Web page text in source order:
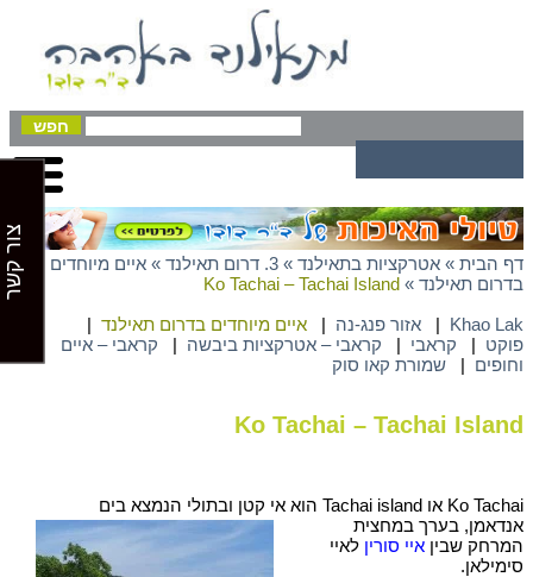
דף הבית » אטרקציות בתאילנד » 3. דרום תאילנד » איים מיוחדים
בדרום תאילנד »
Ko Tachai – Tachai Island
Khao Lak
| אזור פנג-נה | איים מיוחדים בדרום תאילנד |
פוקט | קראבי | קראבי – אטרקציות ביבשה | קראבי – איים
וחופים | שמורת קאו סוק
Ko Tachai – Tachai Island
Ko Tachai או Tachai island הוא אי קטן ובתולי
הנמצא בים
אנדאמן, בערך במחצית
המרחק שבין איי סורין לאיי
סימילאן.
צור קשר